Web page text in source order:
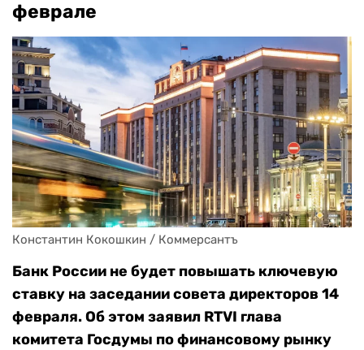
феврале
Константин Кокошкин / Коммерсантъ
Банк России не будет повышать ключевую
ставку на заседании совета директоров 14
февраля. Об этом заявил RTVI глава
комитета Госдумы по финансовому рынку